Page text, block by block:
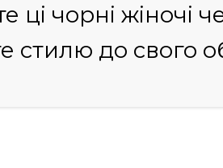
ці чорні жіночі
стилю до свого